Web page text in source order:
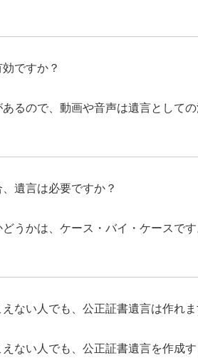
ですか？
るので、動画や音声は遺言として
遺言は必要ですか？
うかは、ケース・バイ・ケースで
ない人でも、公正証書遺言は作れま
ない人でも、公正証書遺言を作成